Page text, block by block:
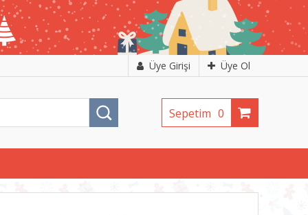
Üye Girişi Üye Ol
Sepetim 0